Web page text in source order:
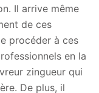
Il arrive même
de ces
procéder à ces
en la
zingueur qui
De plus, il